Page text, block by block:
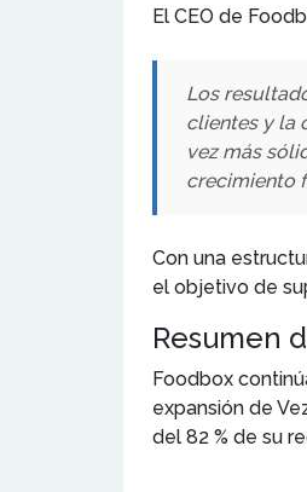
El CEO de
Los
clientes y la
vez más
crecimiento
Con una
el objetivo de
Resumen
Foodbox
expansión de
del 82 % de su